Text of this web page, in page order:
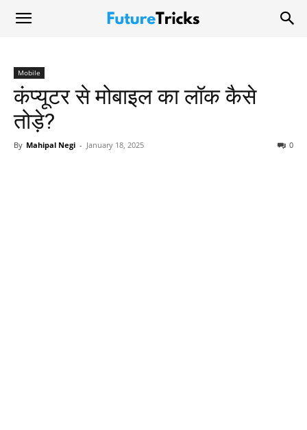
Mobile
कंप्यूटर से मोबाइल का लॉक कैसे
तोड़े?
By Mahipal Negi - January 18, 2025 0